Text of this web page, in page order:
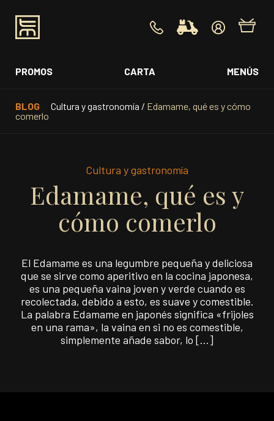
PROMOS CARTA MENÚS
BLOG Cultura y gastronomía / Edamame, qué es y cómo
comerlo
Cultura y gastronomía
Edamame, qué es y
cómo comerlo
El Edamame es una legumbre pequeña y deliciosa
que se sirve como aperitivo en la cocina japonesa,
es una pequeña vaina joven y verde cuando es
recolectada, debido a esto, es suave y comestible.
La palabra Edamame en japonés significa «frijoles
en una rama», la vaina en si no es comestible,
simplemente añade sabor, lo […]